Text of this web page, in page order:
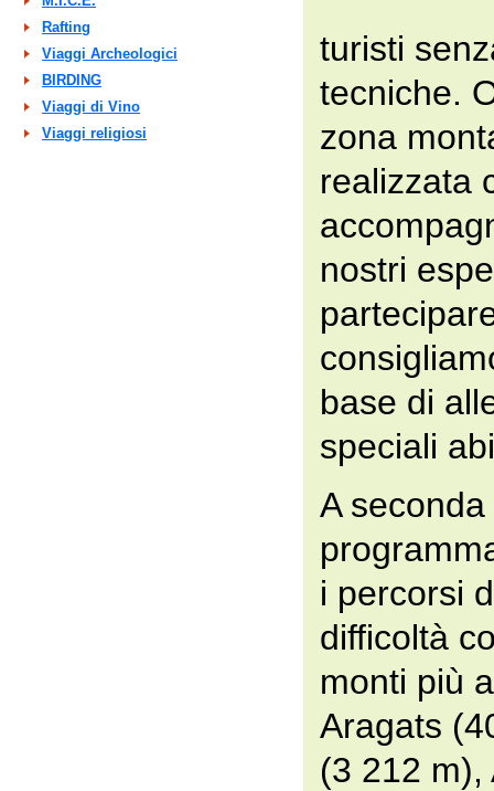
Rafting
Viaggi Archeologici
BIRDING
Viaggi di Vino
Viaggi religiosi
turisti
tecniche.
zona
realizzata
nostri
base di
speciali
A
i percorsi
difficoltà
monti più
Aragats
(3 212 m),